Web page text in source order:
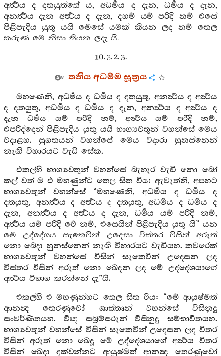
අර්‍ත්‍ථය ද දතයුත්තේ ය, අධර්‍මය ද දැන, ධර්‍මය ද දැන,
අනර්‍ත්‍ථය දැන අර්‍ත්‍ථය ද දැන, දහම් යම් පරිදි නම් එසේ
පිළිපැදිය යුතු යයි මෙසේ යමක් කියන ලද නම් තෙල
කරුණ මෙ නිසා කියන ලදැ යි.
10. 3. 2. 3.
තතිය අධම්ම සූත්‍රය
මහණෙනි, අධර්‍මය ද ධර්‍මය ද දතයුතු, අනර්‍ත්‍ථය ද අර්‍ත්‍ථය
ද දතයුතු, අධර්‍මය ද ධර්‍මය ද දැන, අනර්‍ත්‍ථය ද අර්‍ත්‍ථය ද
දැන ධර්‍මය යම් පරිදි නම්, අර්‍ත්‍ථය යම් පරිදි නම්,
එපරිද්දෙන් පිළිපැදිය යුතු යයි භාග්‍යවතුන් වහන්සේ මෙය
වදාළහ. සුගතයන් වහන්සේ මෙය වදාරා හුනස්නෙන්
නැඟි විහාරයට වැඩි සේක.
එකල්හි භාග්‍යවතුන් වහන්සේ බැහැර වැඩි නො බෝ
කල් වත් ම එ මහණුන්ට තෙල සිත විය: ඇවැත්නි, අපහට
භාග්‍යවතුන් වහන්සේ “මහණෙනි, අධර්‍මය ද ධර්‍මය ද
දතයුතු, අනර්‍ත්‍ථය ද අර්‍ත්‍ථය ද දතයුතු, අධර්‍මය ද ධර්‍මය ද
දැන, අනර්‍ත්‍ථය ද අර්‍ත්‍ථය ද දැන, ධර්‍මය යම් පරිදි නම්,
අර්‍ත්‍ථය යම් පරිදි වේ නම්, එසෙයින් පිළිපැදිය යුතු යි” යන
මෙ උද්දේශය සැකෙවින් උදෙසා විස්තර විසින් අරුත්
නො බෙදා හුනස්නෙන් නැඟි විහාරයට වැඩියහ. කවරෙක්
භාග්‍යවතුන් වහන්සේ විසින් සැකෙවින් උදෙසන ලද
විස්තර විසින් අරුත් නො බෙදන ලද මේ උද්දේශයාගේ
අර්‍ත්‍ථය විභාග කරන්නේ දැ”යි.
එකල්හි එ මහණුන්හට තෙල සිත විය: “මේ ආයුෂ්මත්
ආනන්‍ද තෙරණුවෝ ශාස්තෘන් වහන්සේ විසිනුදු
සංවර්ණිතයහ. විඥ සබ්‍රම්සරුන් විසිනුදු සම්භාවිතයහ.
භාග්‍යවතුන් වහන්සේ විසින් සැකෙවින් උදෙසන ලද විතර
විසින් අරුත් නො බෙදූ මේ උද්දේශයාගේ අර්‍ත්‍ථය විතර
විසින් බෙදා දක්වන්නට ආයුෂ්මත් ආනන්‍ද තෙරණුවෝ